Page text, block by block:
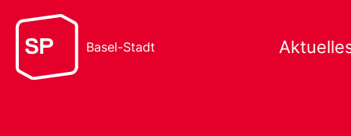
Basel-Stadt